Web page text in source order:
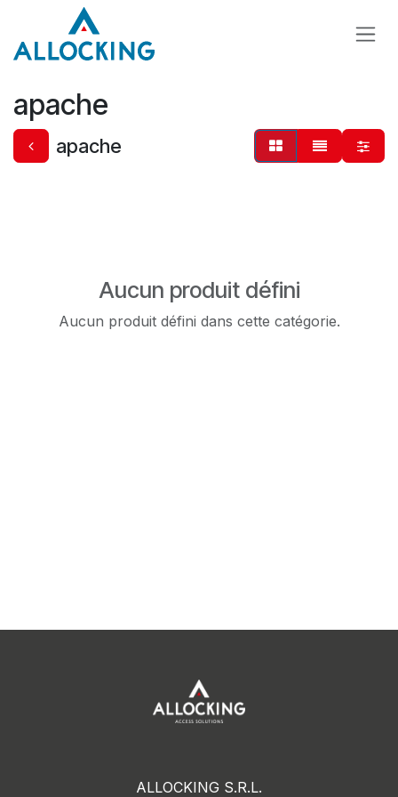
Se rendre au contenu
apache
apache
Aucun produit défini
Aucun produit défini dans cette catégorie.
ALLOCKING S.R.L.